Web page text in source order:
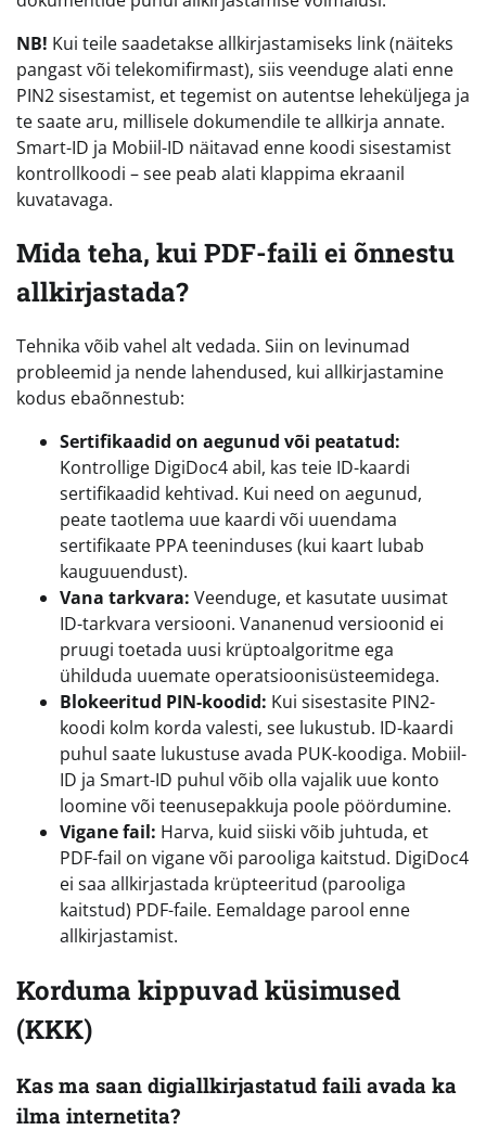
NB! Kui teile saadetakse allkirjastamiseks link (näiteks
pangast või telekomifirmast), siis veenduge alati enne
PIN2 sisestamist, et tegemist on autentse leheküljega ja
te saate aru, millisele dokumendile te allkirja annate.
Smart-ID ja Mobiil-ID näitavad enne koodi sisestamist
kontrollkoodi – see peab alati klappima ekraanil
kuvatavaga.
Mida teha, kui PDF-faili ei õnnestu
allkirjastada?
Tehnika võib vahel alt vedada. Siin on levinumad
probleemid ja nende lahendused, kui allkirjastamine
kodus ebaõnnestub:
Sertifikaadid on aegunud või peatatud:
Kontrollige DigiDoc4 abil, kas teie ID-kaardi
sertifikaadid kehtivad. Kui need on aegunud,
peate taotlema uue kaardi või uuendama
sertifikaate PPA teeninduses (kui kaart lubab
kauguuendust).
Vana tarkvara: Veenduge, et kasutate uusimat
ID-tarkvara versiooni. Vananenud versioonid ei
pruugi toetada uusi krüptoalgoritme ega
ühilduda uuemate operatsioonisüsteemidega.
Blokeeritud PIN-koodid: Kui sisestasite PIN2-
koodi kolm korda valesti, see lukustub. ID-kaardi
puhul saate lukustuse avada PUK-koodiga. Mobiil-
ID ja Smart-ID puhul võib olla vajalik uue konto
loomine või teenusepakkuja poole pöördumine.
Vigane fail: Harva, kuid siiski võib juhtuda, et
PDF-fail on vigane või parooliga kaitstud. DigiDoc4
ei saa allkirjastada krüpteeritud (parooliga
kaitstud) PDF-faile. Eemaldage parool enne
allkirjastamist.
Korduma kippuvad küsimused
(KKK)
Kas ma saan digiallkirjastatud faili avada ka
ilma internetita?